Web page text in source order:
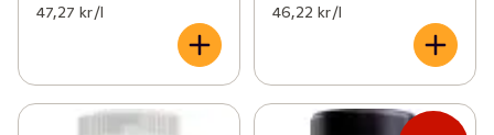
47,27 kr /l 46,22 kr /l